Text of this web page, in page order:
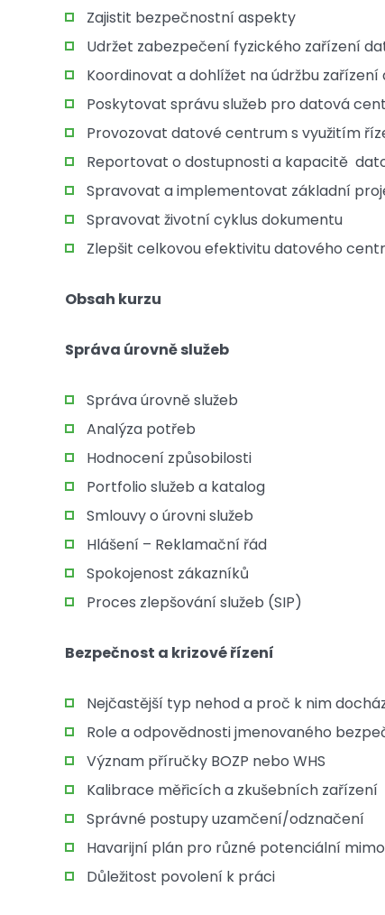
Zajistit bezpečnostní aspekty
Udržet zabezpečení fyzického zařízení
Koordinovat a dohlížet na údržbu
Poskytovat správu služeb pro datová
Provozovat datové centrum s využitím
Reportovat o dostupnosti a kapacitě
Spravovat a implementovat základní
Spravovat životní cyklus dokumentu
Zlepšit celkovou efektivitu datového
Obsah kurzu
Správa úrovně služeb
Správa úrovně služeb
Analýza potřeb
Hodnocení způsobilosti
Portfolio služeb a katalog
Smlouvy o úrovni služeb
Hlášení – Reklamační řád
Spokojenost zákazníků
Proces zlepšování služeb (SIP)
Bezpečnost a krizové řízení
Nejčastější typ nehod a proč k nim
Role a odpovědnosti jmenovaného
Význam příručky BOZP nebo WHS
Kalibrace měřicích a zkušebních zařízení
Správné postupy uzamčení/odznačení
Havarijní plán pro různé potenciální
Důležitost povolení k práci